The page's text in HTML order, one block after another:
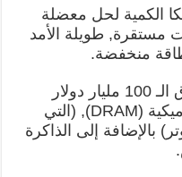
الكمية لحل معضلة
مستقرة, طويلة الأمد
منخفضة.
يمكن للجهاز أن يحل محل سوق الـ 100 مليار دولار
لذاكرة الوصول العشوائي الديناميكية (DRAM), (التي
بالإضافة إلى الذاكرة